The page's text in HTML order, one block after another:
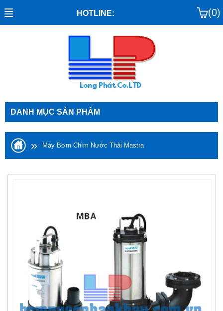
HOTLINE: (0)
DANH MỤC SẢN PHẨM
» Máy Bơm Chìm Nước Thải Mastra